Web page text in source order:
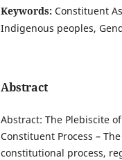
Keywords: Constituent
Indigenous peoples,
Abstract
Abstract: The Plebiscite
Constituent Process –
constitutional process,